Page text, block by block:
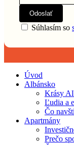
Odoslať
Súhlasím so
Úvod
Albánsko
Krásy
Ľudia a
Čo
Apartmány
Prečo